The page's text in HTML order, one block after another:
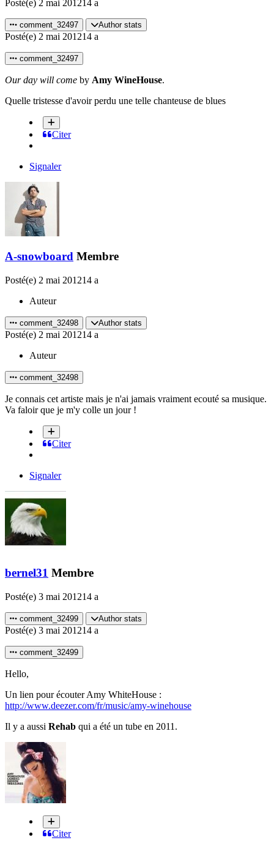
Posté(e) 2 mai 201214 a
comment_32497 Author stats
Posté(e) 2 mai 201214 a
comment_32497
Our day will come by Amy WineHouse.
Quelle tristesse d'avoir perdu une telle chanteuse de blues
Citer
Signaler
A-snowboard Membre
Posté(e) 2 mai 201214 a
Auteur
comment_32498 Author stats
Posté(e) 2 mai 201214 a
Auteur
comment_32498
Je connais cet artiste mais je n'ai jamais vraiment ecouté sa musique.
Va faloir que je m'y colle un jour !
Citer
Signaler
bernel31 Membre
Posté(e) 3 mai 201214 a
comment_32499 Author stats
Posté(e) 3 mai 201214 a
comment_32499
Hello,
Un lien pour écouter Amy WhiteHouse :
http://www.deezer.com/fr/music/amy-winehouse
Il y a aussi Rehab qui a été un tube en 2011.
Citer